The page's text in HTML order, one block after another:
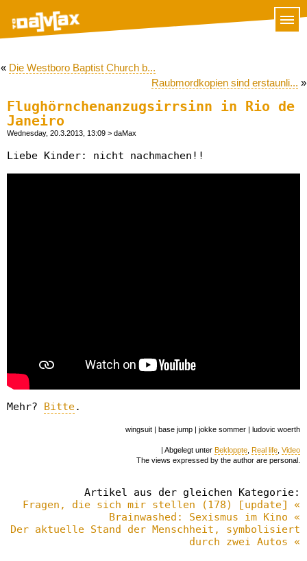
« Die Westboro Baptist Church b...
Raubmordkopien sind erstaunli... »
Flughörnchenanzugsirrsinn in Rio de
Janeiro
Wednesday, 20.3.2013, 13:09 > daMax
Liebe Kinder: nicht nachmachen!!
Mehr? Bitte.
wingsuit | base jump | jokke sommer | ludovic woerth
| Abgelegt unter Bekloppte Real life Video
The views expressed by the author are personal.
Artikel aus der gleichen Kategorie:
Fragen, die sich mir stellen (178) [update] «
Brainwashed: Sexismus im Kino «
Der aktuelle Stand der Menschheit, symbolisiert
durch zwei Autos «